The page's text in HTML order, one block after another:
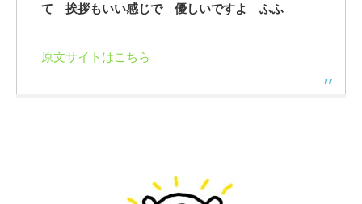
て 挨拶もいい感じで 優しいですよ ふふ
原文サイトはこちら